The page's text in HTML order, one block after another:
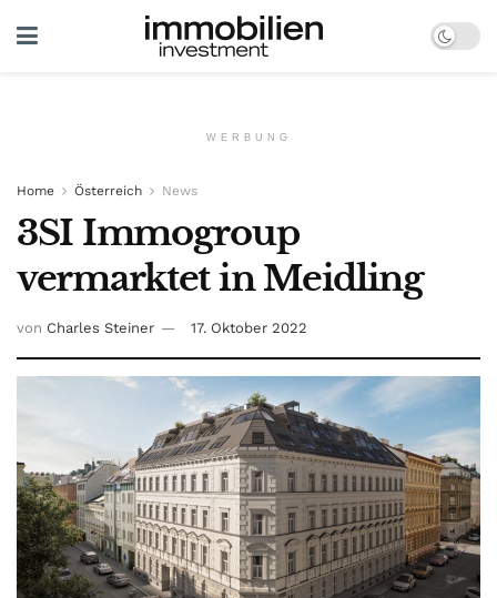
WERBUNG
Home Österreich News
3SI Immogroup
vermarktet in Meidling
von Charles Steiner 17. Oktober 2022